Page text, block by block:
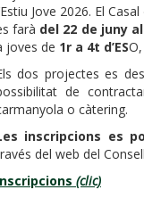
Jove 2026. El
farà del 22 de juny
joves de 1r a 4t d’ES
dos projectes es
de
o càtering.
inscripcions es
del web del
(clic)